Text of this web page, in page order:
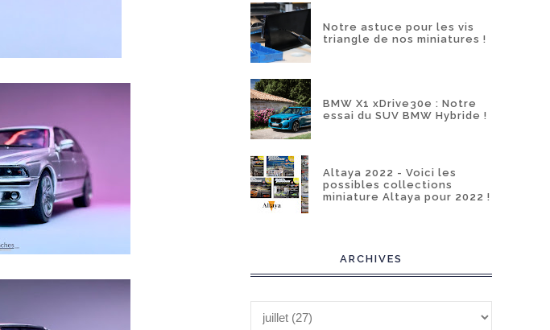
Notre astuce pour les vis
triangle de nos miniatures !
BMW X1 xDrive30e : Notre
essai du SUV BMW Hybride !
Altaya 2022 - Voici les
possibles collections
miniature Altaya pour 2022 !
ARCHIVES